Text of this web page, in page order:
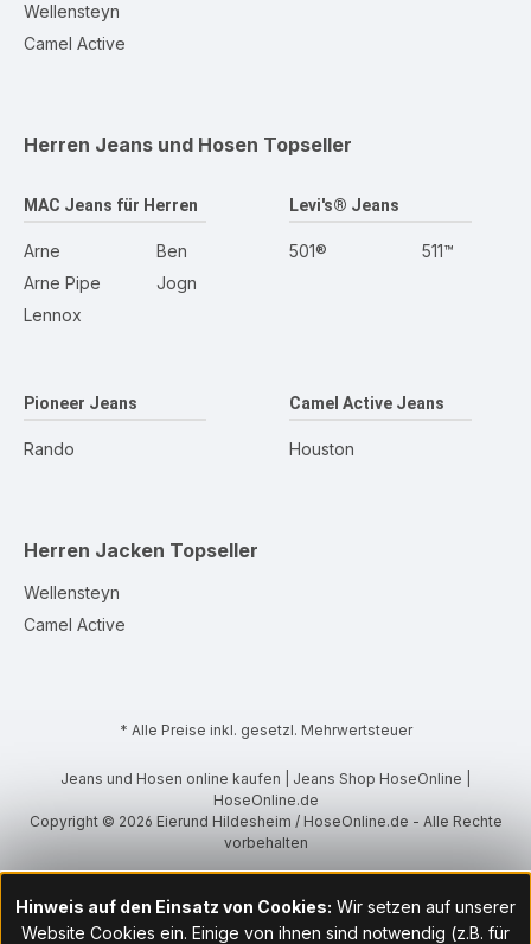
Wellensteyn
Camel Active
Herren Jeans und Hosen Topseller
MAC Jeans für Herren
Arne
Arne Pipe
Lennox
Ben
Jogn
Levi's® Jeans
501® 511™
Pioneer Jeans
Rando
Camel Active Jeans
Houston
Herren Jacken Topseller
Wellensteyn
Camel Active
* Alle Preise inkl. gesetzl. Mehrwertsteuer
Jeans und Hosen online kaufen | Jeans Shop HoseOnline |
HoseOnline.de
Copyright © 2026 Eierund Hildesheim / HoseOnline.de - Alle Rechte
vorbehalten
Hinweis auf den Einsatz von Cookies: Wir setzen auf unserer
Website Cookies ein. Einige von ihnen sind notwendig (z.B. für